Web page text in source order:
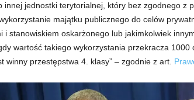
innej jednostki terytorialnej, który bez zgodnego z
majątku publicznego do celów
i stanowiskiem oskarżonego lub jakimkolwiek
wartość takiego wykorzystania przekracza 1000
winny przestępstwa 4. klasy” – zgodnie z art.